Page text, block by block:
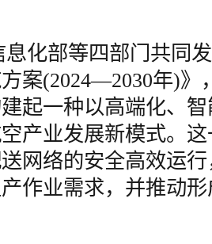
息化部等四部门共同
案(2024—2030年)》
起一种以高端化、
产业发展新模式。
网络的安全高效运
作业需求，并推动